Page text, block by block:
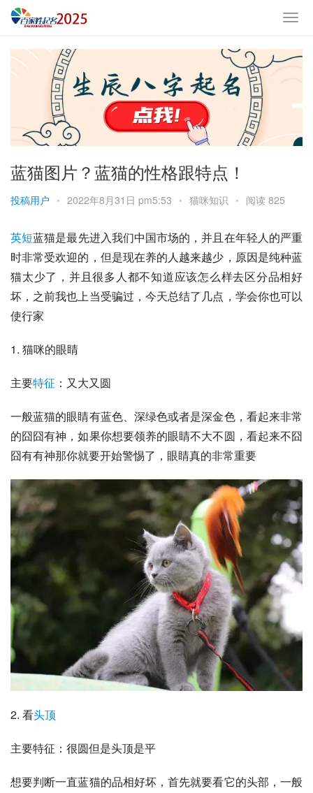
蓝猫图片？蓝猫的性格跟特点！
投稿用户 • 2022年8月31日 pm5:53 • 猫咪知识 • 阅读 825
英短蓝猫是最先进入我们中国市场的，并且在年轻人的严重
时非常受欢迎的，但是现在养的人越来越少，原因是纯种蓝
猫太少了，并且很多人都不知道应该怎么样去区分品相好
坏，之前我也上当受骗过，今天总结了几点，学会你也可以
使行家
1. 猫咪的眼睛
主要特征 ：又大又圆
一般蓝猫的眼睛有蓝色、深绿色或者是深金色，看起来非常
的囧囧有神，如果你想要领养的眼睛不大不圆，看起来不囧
囧有有神那你就要开始警惕了，眼睛真的非常重要
2. 看头顶
主要特征：很圆但是头顶是平
想要判断一直蓝猫的品相好坏，首先就要看它的头部，一般